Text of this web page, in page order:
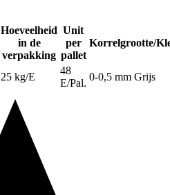
Hoeveelheid
in de
verpakking
Unit
per
pallet
Korrelgrootte/
25 kg/E
48
E/Pal.
0-0,5 mm Grijs